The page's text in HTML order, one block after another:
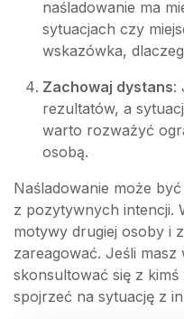
naśladowanie ma
sytuacjach czy
wskazówka,
Zachowaj dystans:
rezultatów, a
warto rozważyć
osobą.
Naśladowanie może
z pozytywnych intencji.
motywy drugiej osoby i
zareagować. Jeśli
skonsultować się z
spojrzeć na sytuację z